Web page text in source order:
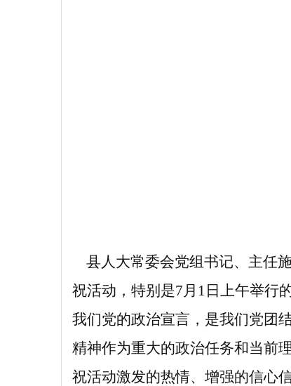
县人大常委会党组书记、主任
祝活动，特别是7月 1 日上午举行
我们党的政治宣言，是我们党团
精神作为重大的政治任务和当前
祝活动激发的热情、增强的信心